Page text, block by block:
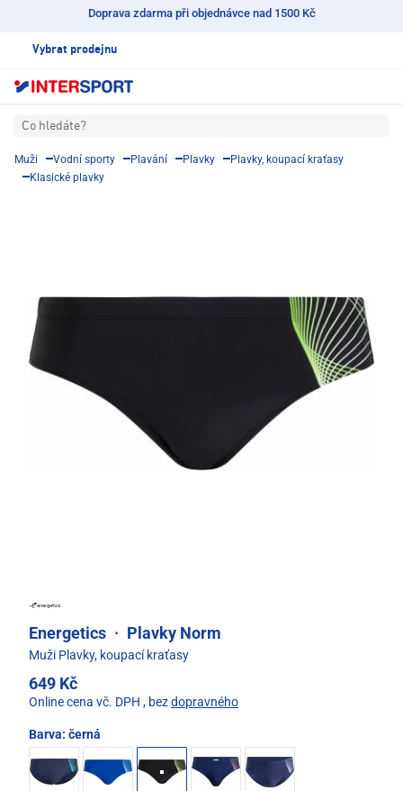
Doprava zdarma při objednávce nad 1500 Kč
Vybrat prodejnu
Co hledáte?
Muži Vodní sporty Plavání Plavky
Plavky, koupací kraťasy
Klasické plavky
Energetics · Plavky Norm
Muži Plavky, koupací kraťasy
649 Kč
Online cena vč. DPH , bezdopravného
Barva: černá